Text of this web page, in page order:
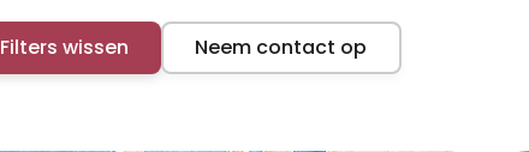
Filters wissen Neem contact op